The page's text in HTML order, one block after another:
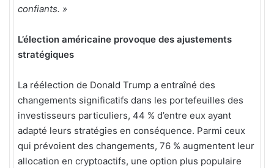
confiants. »
L’élection américaine provoque des ajustements
stratégiques
La réélection de Donald Trump a entraîné des
changements significatifs dans les portefeuilles des
investisseurs particuliers, 44 % d’entre eux ayant
adapté leurs stratégies en conséquence. Parmi ceux
qui prévoient des changements, 76 % augmentent leur
allocation en cryptoactifs, une option plus populaire